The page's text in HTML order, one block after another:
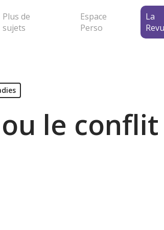
Plus de
sujets
Espace
Perso
La
ou le conflit